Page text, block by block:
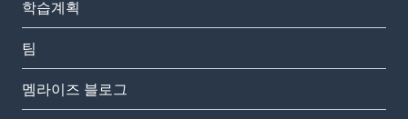
학습계획
팀
멤라이즈 블로그